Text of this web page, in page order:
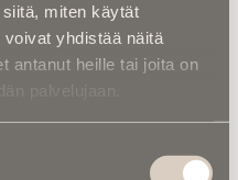
miten käytät
yhdistää näitä
antanut heille tai joita on
palvelujaan.
kaiken yllä” –
kuoli